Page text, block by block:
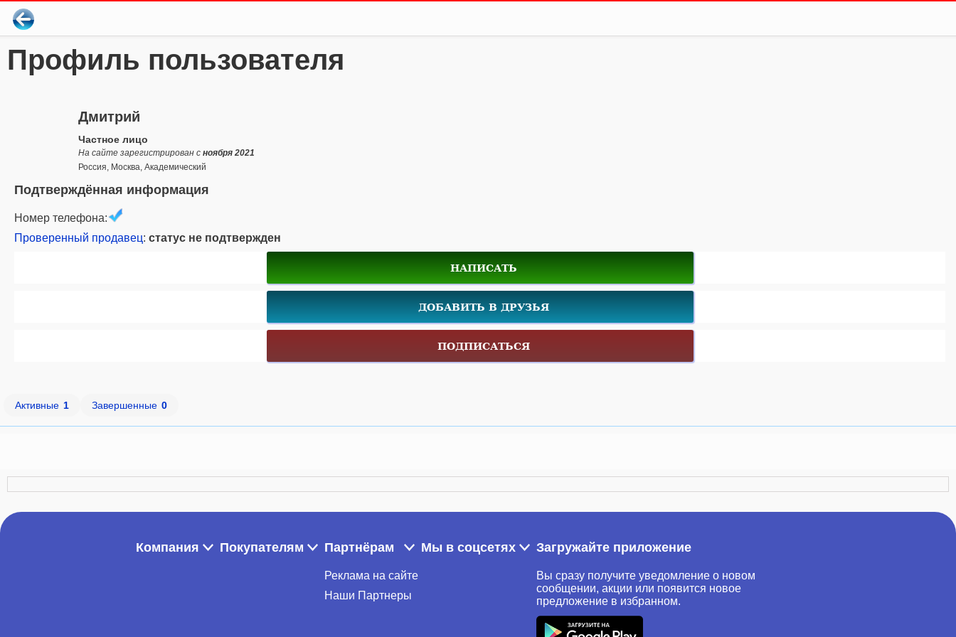
Профиль пользователя
Дмитрий
Частное лицо
На сайте зарегистрирован с ноября 2021
Россия, Москва, Академический
Подтверждённая информация
Номер телефона:
Проверенный продавец: статус не подтвержден
НАПИСАТЬ
ДОБАВИТЬ В ДРУЗЬЯ
ПОДПИСАТЬСЯ
Активные 1 Завершенные 0
Компания Покупателям Партнёрам
Реклама на сайте
Наши Партнеры
Мы в соцсетях Загружайте приложение
Вы сразу получите уведомление о новом
сообщении, акции или появится новое
предложение в избранном.